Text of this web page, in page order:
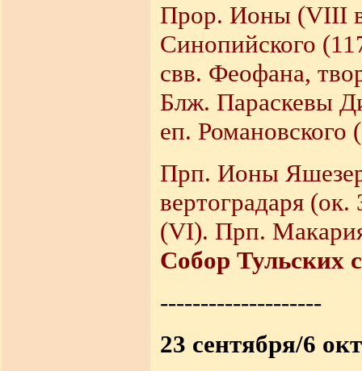
Прор. Ионы (VIII
Синопийского
свв. Феофана,
Блж. Параскевы
еп. Романовского
Прп. Ионы
вертоградаря
(VI). Прп.
Собор Тульских
--------------------
23 сентября/6